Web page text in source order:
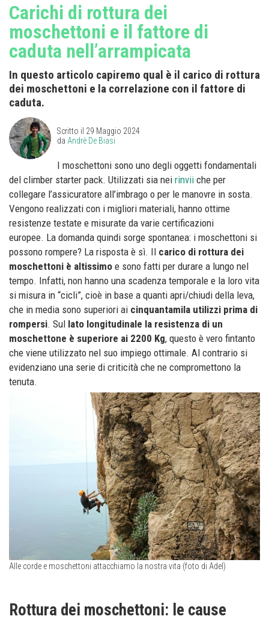
Carichi di rottura dei
moschettoni e il fattore di
caduta nell’arrampicata
In questo articolo capiremo qual è il carico di rottura
dei moschettoni e la correlazione con il fattore di
caduta.
Scritto il 29 Maggio 2024
da Andrè De Biasi
I moschettoni sono uno degli oggetti fondamentali
del climber starter pack. Utilizzati sia nei rinvii che per
collegare l’assicuratore all’imbrago o per le manovre in sosta.
Vengono realizzati con i migliori materiali, hanno ottime
resistenze testate e misurate da varie certificazioni
europee. La domanda quindi sorge spontanea: i moschettoni si
possono rompere? La risposta è sì. Il carico di rottura dei
moschettoni è altissimo e sono fatti per durare a lungo nel
tempo. Infatti, non hanno una scadenza temporale e la loro vita
si misura in “cicli”, cioè in base a quanti apri/chiudi della leva,
che in media sono superiori ai cinquantamila utilizzi prima di
rompersi. Sul lato longitudinale la resistenza di un
moschettone è superiore ai 2200 Kg, questo è vero fintanto
che viene utilizzato nel suo impiego ottimale. Al contrario si
evidenziano una serie di criticità che ne compromettono la
tenuta.
Alle corde e moschettoni attacchiamo la nostra vita (foto di Adel)
Rottura dei moschettoni: le cause